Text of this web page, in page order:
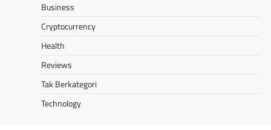
Business
Cryptocurrency
Health
Reviews
Tak Berkategori
Technology